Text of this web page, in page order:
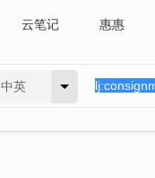
云笔记 惠惠
中英